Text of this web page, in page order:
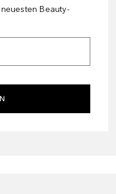
Beauty-